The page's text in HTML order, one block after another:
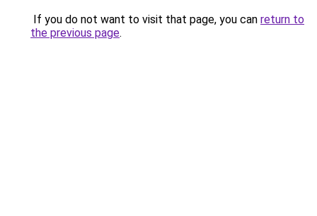
If you do not want to visit that page, you can return to
the previous page.